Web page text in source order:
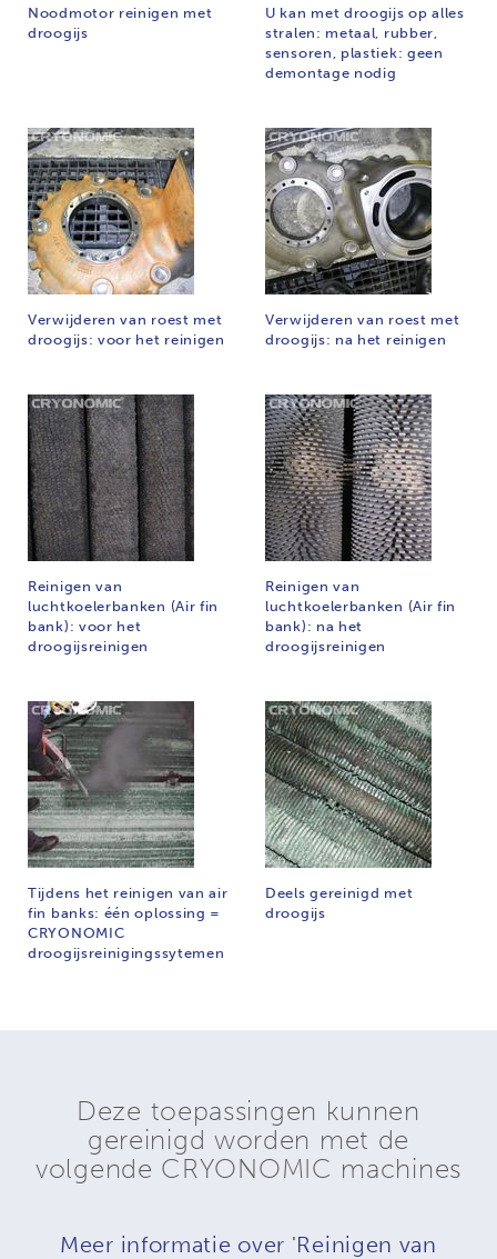
Noodmotor reinigen met
droogijs
U kan met droogijs op alles
stralen: metaal, rubber,
sensoren, plastiek: geen
demontage nodig
Verwijderen van roest met
droogijs: voor het reinigen
Verwijderen van roest met
droogijs: na het reinigen
Reinigen van
luchtkoelerbanken (Air fin
bank): voor het
droogijsreinigen
Reinigen van
luchtkoelerbanken (Air fin
bank): na het
droogijsreinigen
Tijdens het reinigen van air
fin banks: één oplossing =
CRYONOMIC
droogijsreinigingssytemen
Deels gereinigd met
droogijs
Deze toepassingen kunnen
gereinigd worden met de
volgende CRYONOMIC machines
Meer informatie over 'Reinigen van